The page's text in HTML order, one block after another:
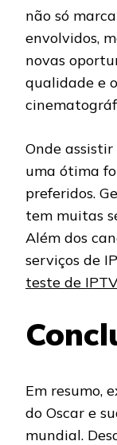
não só
envolvidos,
novas
qualidade e
Onde assistir
uma ótima
preferidos.
tem muitas
Além dos
serviços de
teste de
Em resumo,
do Oscar e
mundial.